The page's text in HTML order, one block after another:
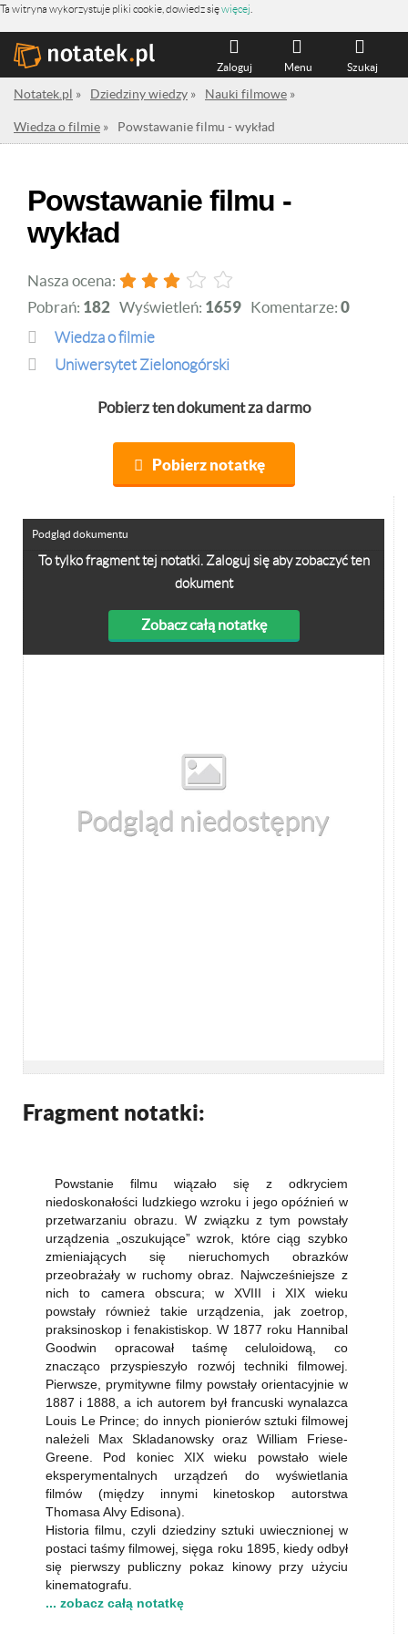
Ta witryna wykorzystuje pliki cookie, dowiedz sięwięcej
Szukaj
Menu
Zaloguj
Notatek.pl » Dziedziny wiedzy » Nauki filmowe »
Wiedza o filmie » Powstawanie filmu - wykład
Powstawanie filmu -
wykład
Nasza ocena:
Pobrań: 182 Wyświetleń: 1659 Komentarze: 0
Wiedza o filmie
Uniwersytet Zielonogórski
Pobierz ten dokument za darmo
Pobierz notatkę
To tylko fragment tej notatki. Zaloguj się aby zobaczyć ten
dokument
Zobacz całą notatkę
Podgląd dokumentu
Fragment notatki:
Powstanie filmu wiązało się z odkryciem
niedoskonałości ludzkiego wzroku i jego opóźnień w
przetwarzaniu obrazu. W związku z tym powstały
urządzenia „oszukujące” wzrok, które ciąg szybko
zmieniających się nieruchomych obrazków
przeobrażały w ruchomy obraz. Najwcześniejsze z
nich to camera obscura; w XVIII i XIX wieku
powstały również takie urządzenia, jak zoetrop,
praksinoskop i fenakistiskop. W 1877 roku Hannibal
Goodwin opracował taśmę celuloidową, co
znacząco przyspieszyło rozwój techniki filmowej.
Pierwsze, prymitywne filmy powstały orientacyjnie w
1887 i 1888, a ich autorem był francuski wynalazca
Louis Le Prince; do innych pionierów sztuki filmowej
należeli Max Skladanowsky oraz William Friese-
Greene. Pod koniec XIX wieku powstało wiele
eksperymentalnych urządzeń do wyświetlania
filmów (między innymi kinetoskop autorstwa
Thomasa Alvy Edisona).
Historia filmu, czyli dziedziny sztuki uwiecznionej w
postaci taśmy filmowej, sięga roku 1895, kiedy odbył
się pierwszy publiczny pokaz kinowy przy użyciu
kinematografu.
... zobacz całą notatkę